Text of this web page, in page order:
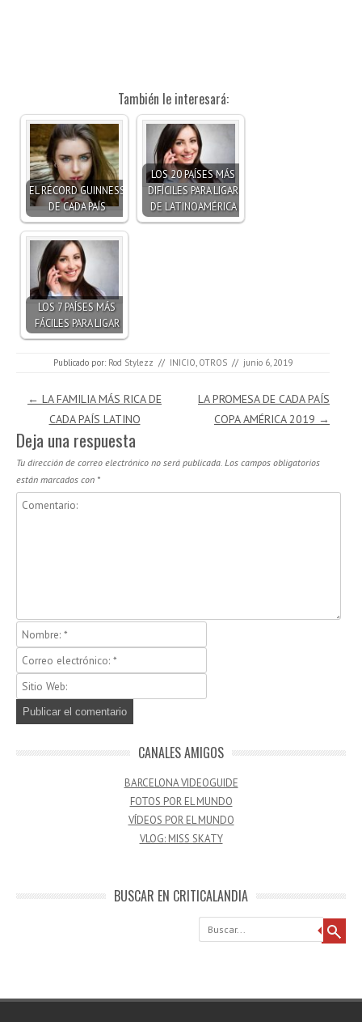
También le interesará:
EL RÉCORD GUINNESS
DE CADA PAÍS
LOS 20 PAÍSES MÁS
DIFÍCILES PARA LIGAR
DE LATINOAMÉRICA
LOS 7 PAÍSES MÁS
FÁCILES PARA LIGAR
Publicado por: Rod Stylezz // INICIO OTROS // junio 6, 2019
Navegación de entradas
← LA FAMILIA MÁS RICA DE
CADA PAÍS LATINO
LA PROMESA DE CADA PAÍS
COPA AMÉRICA 2019 →
Deja una respuesta
Tu dirección de correo electrónico no será publicada. Los campos obligatorios
están marcados con *
CANALES AMIGOS
BARCELONA VIDEOGUIDE
FOTOS POR EL MUNDO
VÍDEOS POR EL MUNDO
VLOG: MISS SKATY
BUSCAR EN CRITICALANDIA
Buscar